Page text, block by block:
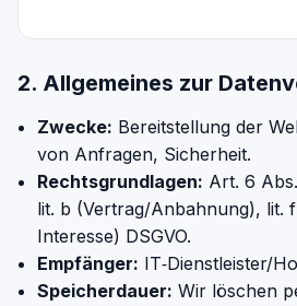
2. Allgemeines zur
Zwecke: Bereitstellung der
von Anfragen, Sicherheit.
Rechtsgrundlagen: Art. 6
lit. b (Vertrag/Anbahnung), lit.
Interesse) DSGVO.
Empfänger: IT‑Dienstleister/
Speicherdauer: Wir löschen